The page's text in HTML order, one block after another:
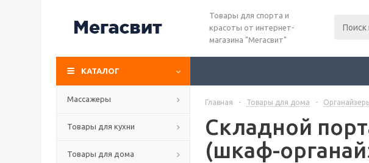
Товары для спорта и
красоты от интернет-
магазина "Мегасвит"
КАТАЛОГ
Массажеры
Товары для кухни
Товары для дома
Главная - Товары для дома -
Складной
(шкаф-